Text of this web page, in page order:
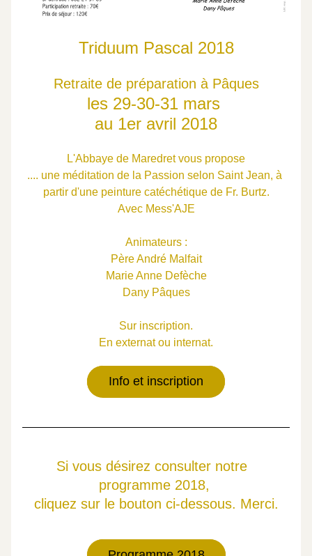
Triduum Pascal 2018
Retraite de préparation à Pâques
les 29-30-31 mars
au 1er avril 2018
L'Abbaye de Maredret vous propose
.... une méditation de la Passion selon Saint Jean, à
partir d'une peinture catéchétique de Fr. Burtz.
Avec Mess'AJE
Animateurs :
Père André Malfait
Marie Anne Defèche
Dany Pâques
Sur inscription.
En externat ou internat.
Info et inscription
Si vous désirez consulter notre
programme 2018,
cliquez sur le bouton ci-dessous. Merci.